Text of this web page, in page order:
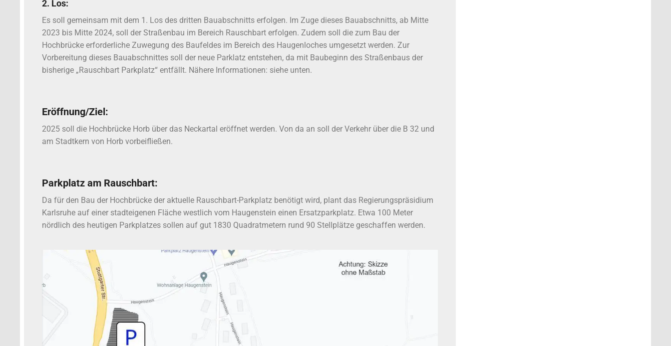
2. Los:
Es soll gemeinsam mit dem 1. Los des dritten Bauabschnitts erfolgen. Im Zuge dieses Bauabschnitts, ab Mitte
2023 bis Mitte 2024, soll der Straßenbau im Bereich Rauschbart erfolgen. Zudem soll die zum Bau der
Hochbrücke erforderliche Zuwegung des Baufeldes im Bereich des Haugenloches umgesetzt werden. Zur
Vorbereitung dieses Bauabschnittes soll der neue Parklatz entstehen, da mit Baubeginn des Straßenbaus der
bisherige „Rauschbart Parkplatz“ entfällt. Nähere Informationen: siehe unten.
Eröffnung/Ziel:
2025 soll die Hochbrücke Horb über das Neckartal eröffnet werden. Von da an soll der Verkehr über die B 32 und
am Stadtkern von Horb vorbeifließen.
Parkplatz am Rauschbart:
Da für den Bau der Hochbrücke der aktuelle Rauschbart-Parkplatz benötigt wird, plant das Regierungspräsidium
Karlsruhe auf einer stadteigenen Fläche westlich vom Haugenstein einen Ersatzparkplatz. Etwa 100 Meter
nördlich des heutigen Parkplatzes sollen auf gut 1830 Quadratmetern rund 90 Stellplätze geschaffen werden.